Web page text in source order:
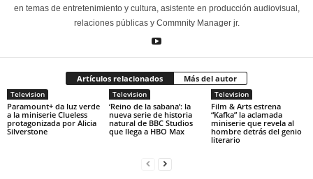
en temas de entretenimiento y cultura, asistente en producción audiovisual,
relaciones públicas y Commnity Manager jr.
Artículos relacionados Más del autor
Television
Paramount+ da luz verde
a la miniserie Clueless
protagonizada por Alicia
Silverstone
Television
‘Reino de la sabana’: la
nueva serie de historia
natural de BBC Studios
que llega a HBO Max
Television
Film & Arts estrena
“Kafka” la aclamada
miniserie que revela al
hombre detrás del genio
literario